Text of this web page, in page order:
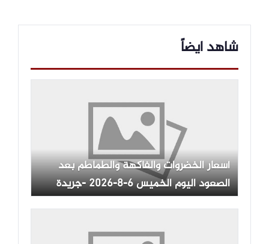
شاهد ايضاً
أسعار الخضروات والفاكهة والطماطم بعد
الصعود اليوم الخميس 6-8-2026 -جريدة
المال